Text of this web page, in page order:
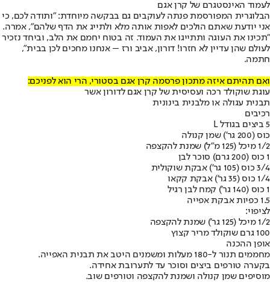
לעמוד האינסטגרם של קרן אגם
הבלוגרית המפורסמת פנתה לעוקבים גם בבקשה מיוחדת: "ותודה לכם, כי
אני יודעת שאתם הולכים לאפות אותה מלא ולתייג את הדף שלהם", אמרה.
"תכינו את העוגה ותתייגו את העמוד. זה בטוח יחמם את הלב, וביחד נזכיר
לעולם שהן עדיין לא חזרו! דורון, אביב ורז – אנחנו מחכים לכן בבית",
חתמה.
ואם תהיתם איזה מתכון פרסמה קרן אגם בסטורי, הרי הוא לפניכם:
עוגת שוקולד רכה ועסיסית של קרן אגם לדורון אשר
תבנית עגולה או מלבנית בינונית
רכיבים
5 ביצים בגודל L
כוס (200 גר') שמן קנולה
1/2 מיכל (125 מ"ל) שמנת להקצפה
1 כוס (200 גרם) סוכר לבן
3/4 כוס (105 גר') אבקת שוקולית
1/4 כוס (35 גר') אבקת קקאו
1 כוס (140 גר') קמח לבן רגיל
1.5 כפיות אבקת אפייה
לציפוי:
1/2 מיכל (125 גר') שמנת להקצפה
100 גרם שוקולד מריר קצוץ
אופן ההכנה
מחממים תנור ל-180 מעלות ומשמנים היטב את תבנית האפייה.
בקערה טורפים ביצים וסוכר עד לתערובת אחידה.
מוסיפים שמן קנולה ושמנת להקצפה וטורפים שוב.